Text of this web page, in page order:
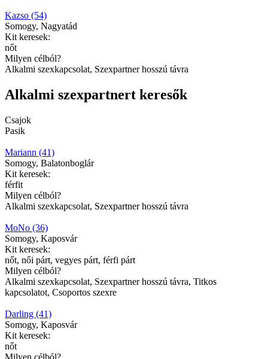
Kazso (54)
Somogy, Nagyatád
Kit keresek:
nőt
Milyen célból?
Alkalmi szexkapcsolat, Szexpartner hosszú távra
Alkalmi szexpartnert keresők
Csajok
Pasik
Mariann (41)
Somogy, Balatonboglár
Kit keresek:
férfit
Milyen célból?
Alkalmi szexkapcsolat, Szexpartner hosszú távra
MoNo (36)
Somogy, Kaposvár
Kit keresek:
nőt, női párt, vegyes párt, férfi párt
Milyen célból?
Alkalmi szexkapcsolat, Szexpartner hosszú távra, Titkos
kapcsolatot, Csoportos szexre
Darling (41)
Somogy, Kaposvár
Kit keresek:
nőt
Milyen célból?